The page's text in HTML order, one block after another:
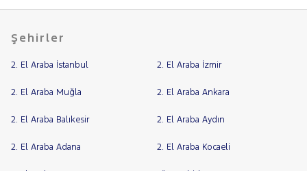
Şehirler
2. El Araba İstanbul 2. El Araba İzmir
2. El Araba Muğla 2. El Araba Ankara
2. El Araba Balıkesir 2. El Araba Aydın
2. El Araba Adana 2. El Araba Kocaeli